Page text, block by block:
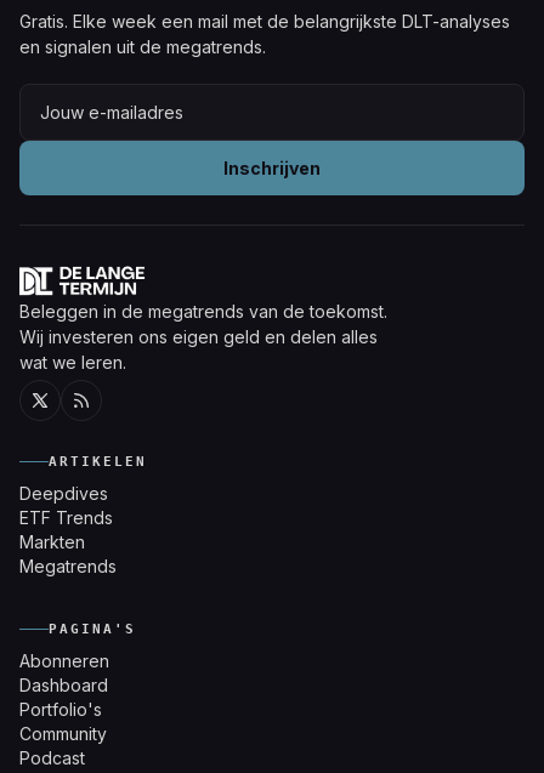
Gratis. Elke week een mail met de belangrijkste DLT-analyses
en signalen uit de megatrends.
Inschrijven
Beleggen in de megatrends van de toekomst.
Wij investeren ons eigen geld en delen alles
wat we leren.
ARTIKELEN
Deepdives
ETF Trends
Markten
Megatrends
PAGINA'S
Abonneren
Dashboard
Portfolio's
Community
Podcast